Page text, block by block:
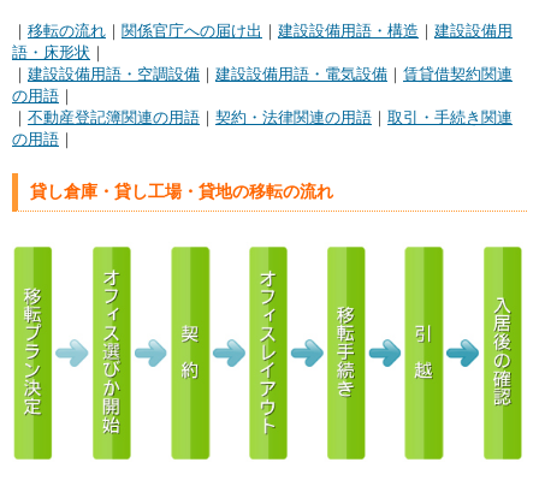
｜ 移転の流れ ｜ 関係官庁への届け出 ｜ 建設設備用語・構造 ｜ 建設設備用
語・床形状 ｜
｜ 建設設備用語・空調設備 ｜ 建設設備用語・電気設備 ｜ 賃貸借契約関連
の用語 ｜
｜ 不動産登記簿関連の用語 ｜ 契約・法律関連の用語 ｜ 取引・手続き関連
の用語 ｜
貸し倉庫・貸し工場・貸地の移転の流れ